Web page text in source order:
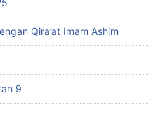
Qira’at Imam Ashim
9